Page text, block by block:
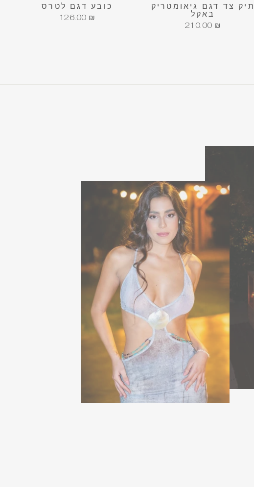
כובע דגם לטרס
126.00 ₪
תיק צד דגם גיאומטריק
באקל
210.00 ₪